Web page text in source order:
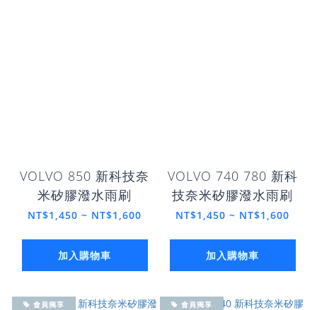
VOLVO 850 新科技奈
米矽膠潑水雨刷
NT$1,450 ~ NT$1,600
加入購物車
VOLVO 740 780 新科
技奈米矽膠潑水雨刷
NT$1,450 ~ NT$1,600
加入購物車
會員獨享 會員獨享